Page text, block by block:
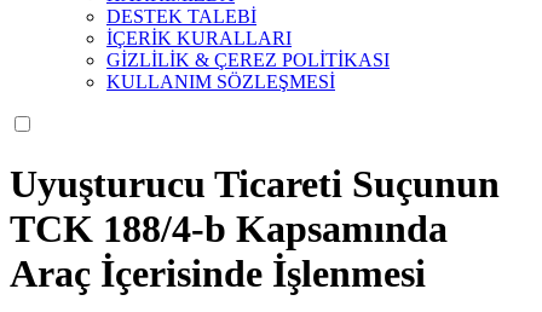
DESTEK TALEBİ
İÇERİK KURALLARI
GİZLİLİK & ÇEREZ POLİTİKASI
KULLANIM SÖZLEŞMESİ
Uyuşturucu Ticareti Suçunun
TCK 188/4-b Kapsamında
Araç İçerisinde İşlenmesi